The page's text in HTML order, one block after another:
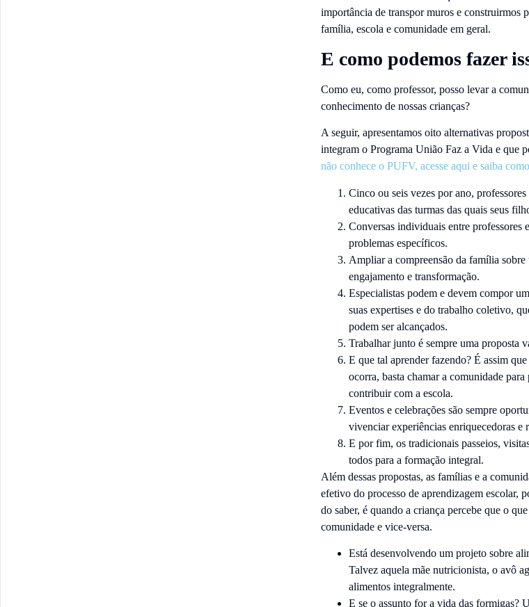
importância de transpor muros e construirmos
família, escola e comunidade em geral.
E como podemos fazer
Como eu, como professor, posso levar a
conhecimento de nossas crianças?
A seguir, apresentamos oito alternativas
integram o Programa União Faz a Vida e que
não conhece o PUFV, acesse aqui e saiba
Cinco ou seis vezes por ano,
educativas das turmas das quais seus
Conversas individuais entre professores
problemas específicos.
Ampliar a compreensão da família sobre
engajamento e transformação.
Especialistas podem e devem compor
suas expertises e do trabalho coletivo,
podem ser alcançados.
Trabalhar junto é sempre uma proposta
E que tal aprender fazendo? É assim
ocorra, basta chamar a comunidade
contribuir com a escola.
Eventos e celebrações são sempre
vivenciar experiências enriquecedoras e
E por fim, os tradicionais passeios,
todos para a formação integral.
Além dessas propostas, as famílias e a
efetivo do processo de aprendizagem escolar,
do saber, é quando a criança percebe que o
comunidade e vice-versa.
Está desenvolvendo um projeto sobre
Talvez aquela mãe nutricionista, o avô
alimentos integralmente.
E se o assunto for a vida das formigas?